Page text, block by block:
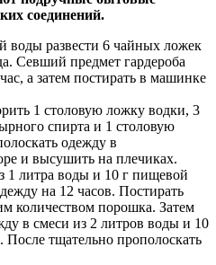
соединений.
воды развести 6 чайных ложек
Севший предмет гардероба
а затем постирать в машинке
1 столовую ложку водки, 3
спирта и 1 столовую
одежду в
и высушить на плечиках.
1 литра воды и 10 г пищевой
на 12 часов. Постирать
количеством порошка. Затем
в смеси из 2 литров воды и 10
После тщательно прополоскать